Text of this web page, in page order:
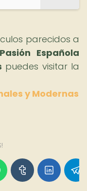
parecidos a
Española
puedes visitar la
y Modernas